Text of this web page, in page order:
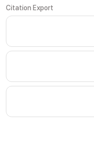
Citation Export